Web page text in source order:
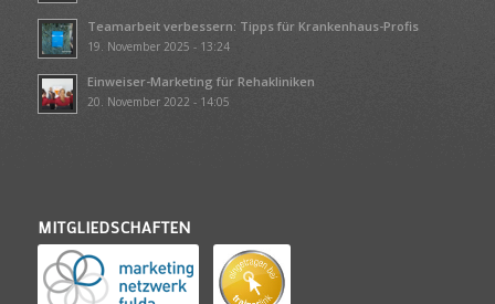
Teamarbeit verbessern: Tipps für Krankenhaus-Profis
19. November 2025 - 13:24
Einweiser-Marketing für Rehakliniken
20. November 2022 - 14:05
MITGLIEDSCHAFTEN